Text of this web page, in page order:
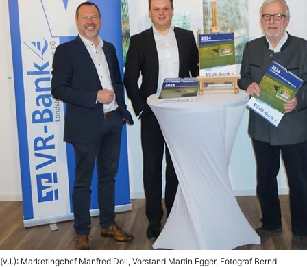
(v.l.): Marketingchef Manfred Doll, Vorstand Martin Egger, Fotograf Bernd